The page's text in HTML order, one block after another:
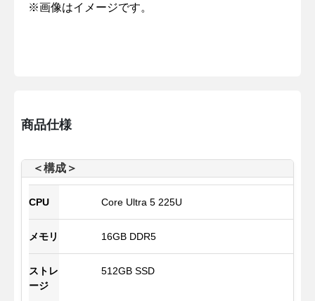
※画像はイメージです。
商品仕様
＜構成＞
CPU Core Ultra 5 225U
メモリ 16GB DDR5
ストレ
ージ
512GB SSD